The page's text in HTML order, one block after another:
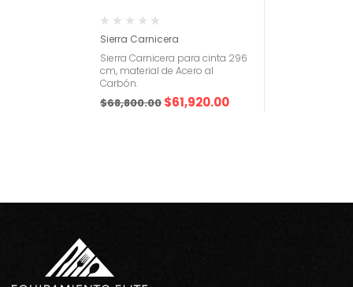
Sierra Carnicera
Sierra Carnicera para cinta 296
cm, material de Acero al
Carbón.
$68,800.00 $61,920.00